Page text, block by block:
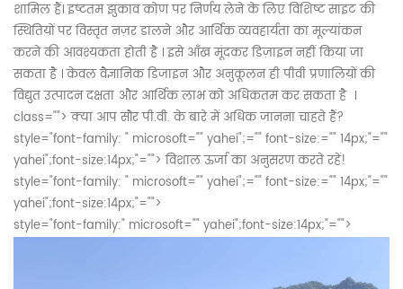
शामिल हैं।इष्टतम झुकाव कोण पर निर्णय लेने के लिए विशिष्ट साइट की
स्थितियों पर विस्तृत नज़र डालने और आर्थिक व्यवहार्यता का मूल्यांकन
करने की आवश्यकता होती है। इसेआँखमूंदकरडिज़ाइन नहीं किया जा
सकता है । केवल वैज्ञानिक डिजाइन और अनुकूलन हीपीवी प्रणालियों की
विद्युतउत्पादन दक्षता और आर्थिक लाभ को अधिकतम कर सकता है ।
class="">क्या आप सौर पी.वी. के बारे में अधिक जानना चाहते हैं?
style="font-family: " microsoft="" yahei";="" font-size:="" 14px;"=""
yahei";font-size:14px;"="">विशाल ऊर्जा का अनुसरण करते रहें!
style="font-family: " microsoft="" yahei";="" font-size:="" 14px;"=""
yahei";font-size:14px;"="">
style="font-family:" microsoft="" yahei";font-size:14px;"="">